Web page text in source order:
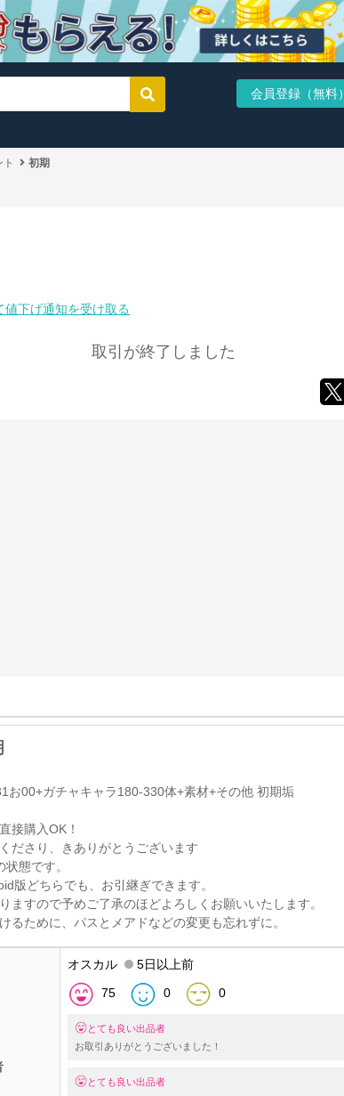
会員登録（無料）
初期
値下げ通知を受け取る
取引が終了しました
お00+ガチャキャラ180-330体+素材+その他 初期垢
接購入OK！
ださり、きありがとうございます
態です。
版どちらでも、お引継ぎできます。
ますので予めご了承のほどよろしくお願いいたします。
るために、パスとメアドなどの変更も忘れずに。
オスカル 5日以上前
75 0 0
とても良い出品者
お取引ありがとうございました！
とても良い出品者